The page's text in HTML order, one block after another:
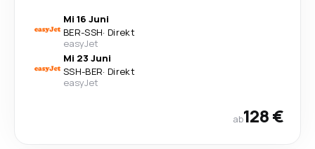
Mi 16 Juni
BER-SSH· Direkt
easyJet
Mi 23 Juni
SSH-BER· Direkt
easyJet
ab128 €